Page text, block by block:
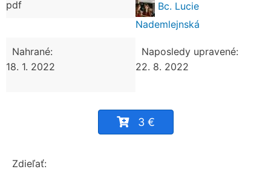
pdf
Bc. Lucie
Nademlejnská
Nahrané:
18. 1. 2022
Naposledy upravené:
22. 8. 2022
3 €
Zdieľať: